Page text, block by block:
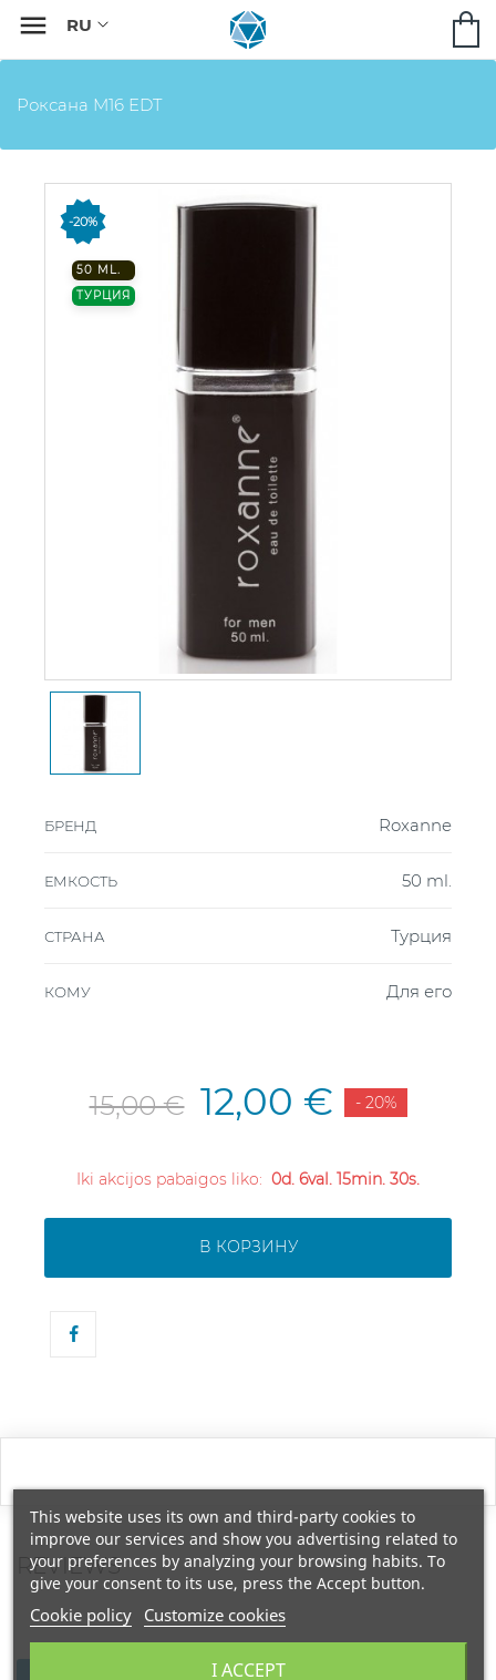

Роксана M16 EDT
-20%
50 ML.
ТУРЦИЯ
БРЕНД Roxanne
ЕМКОСТЬ 50 ml.
СТРАНА Турция
КОМУ Для его
15,00 € 12,00 € - 20%
Iki akcijos pabaigos liko: 0d. 6val. 15min. 30s.
В КОРЗИНУ
REVIEWS
This website uses its own and third-party cookies to
improve our services and show you advertising related to
your preferences by analyzing your browsing habits. To
give your consent to its use, press the Accept button.
Cookie policy Customize cookies
I ACCEPT